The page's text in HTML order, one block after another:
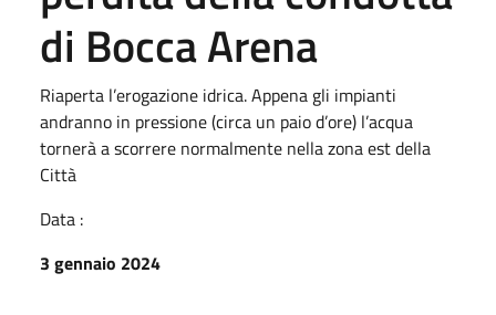
di Bocca Arena
Riaperta l’erogazione idrica. Appena gli impianti
andranno in pressione (circa un paio d’ore) l’acqua
tornerà a scorrere normalmente nella zona est della
Città
Data :
3 gennaio 2024